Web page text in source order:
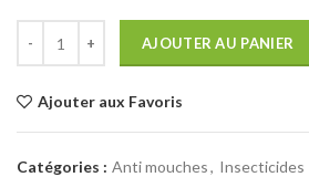
AJOUTER AU PANIER
Ajouter aux Favoris
Catégories : Anti mouches, Insecticides